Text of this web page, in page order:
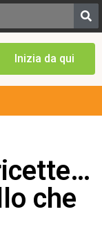
Inizia da qui
che